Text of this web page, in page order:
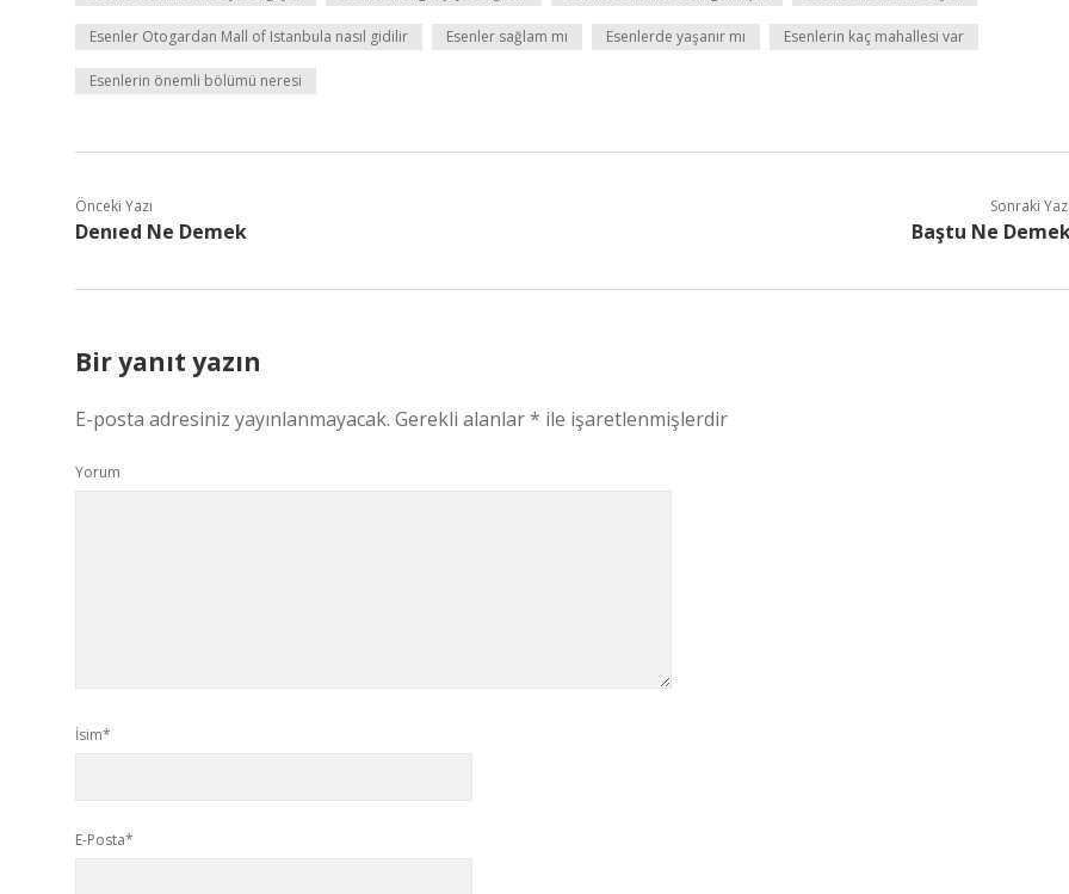
Esenler Otogardan Mall of Istanbula nasıl gidilir Esenler sağlam mı Esenlerde yaşanır mı Esenlerin kaç mahallesi var
Esenlerin önemli bölümü neresi
Önceki Yazı
Denıed Ne Demek
Sonraki
Baştu Ne
Bir yanıt yazın
E-posta adresiniz yayınlanmayacak. Gerekli alanlar* ile işaretlenmişlerdir
Yorum
İsim*
E-Posta*